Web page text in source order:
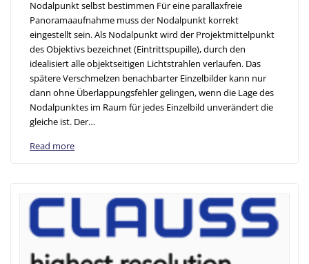
Nodalpunkt selbst bestimmen Für eine parallaxfreie
Panoramaaufnahme muss der Nodalpunkt korrekt
eingestellt sein. Als Nodalpunkt wird der Projektmittelpunkt
des Objektivs bezeichnet (Eintrittspupille), durch den
idealisiert alle objektseitigen Lichtstrahlen verlaufen. Das
spätere Verschmelzen benachbarter Einzelbilder kann nur
dann ohne Überlappungsfehler gelingen, wenn die Lage des
Nodalpunktes im Raum für jedes Einzelbild unverändert die
gleiche ist. Der…
Read more